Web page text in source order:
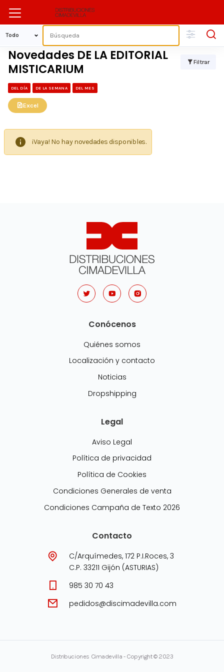
Novedades DE LA EDITORIAL
MISTICARIUM
Filtrar
DEL DÍA DE LA SEMANA DEL MES
Excel
¡Vaya! No hay novedades disponibles.
Conócenos
Quiénes somos
Localización y contacto
Noticias
Dropshipping
Legal
Aviso Legal
Política de privacidad
Política de Cookies
Condiciones Generales de venta
Condiciones Campaña de Texto 2026
Contacto
C/Arquímedes, 172 P.I.Roces, 3
C.P. 33211 Gijón (ASTURIAS)
985 30 70 43
pedidos@discimadevilla.com
Distribuciones Cimadevilla - Copyright © 2023